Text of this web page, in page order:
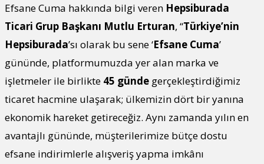
Efsane Cuma hakkında bilgi veren Hepsiburada
Ticari Grup Başkanı Mutlu Erturan, “Türkiye’nin
Hepsiburada’sı olarak bu sene ‘Efsane Cuma’
gününde, platformumuzda yer alan marka ve
işletmeler ile birlikte 45 günde gerçekleştirdiğimiz
ticaret hacmine ulaşarak; ülkemizin dört bir yanına
ekonomik hareket getireceğiz. Aynı zamanda yılın en
avantajlı gününde, müşterilerimize bütçe dostu
efsane indirimlerle alışveriş yapma imkânı